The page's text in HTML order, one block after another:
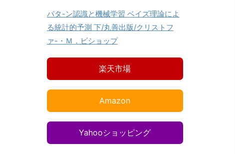
パタ-ン認識と機械学習 ベイズ理論によ
る統計的予測 下/丸善出版/クリストフ
ァ-・Ｍ．ビショップ
楽天市場
Amazon
Yahooショッピング